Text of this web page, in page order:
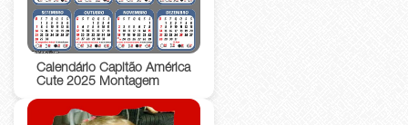
Calendário Capitão América
Cute 2025 Montagem